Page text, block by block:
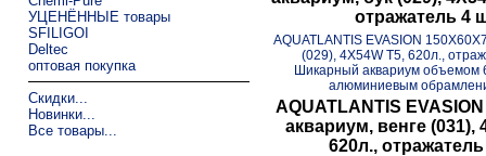
УЦЕНЁННЫЕ товары
SFILIGOI
Deltec
оптовая покупка
Скидки...
Новинки...
Все товары...
отражатель 4
AQUATLANTIS EVASION
(029), 4X54W T5, 620л.,
Шикарный аквариум объемом
алюминиевым
AQUATLANTIS
аквариум, венге (031),
620л.,